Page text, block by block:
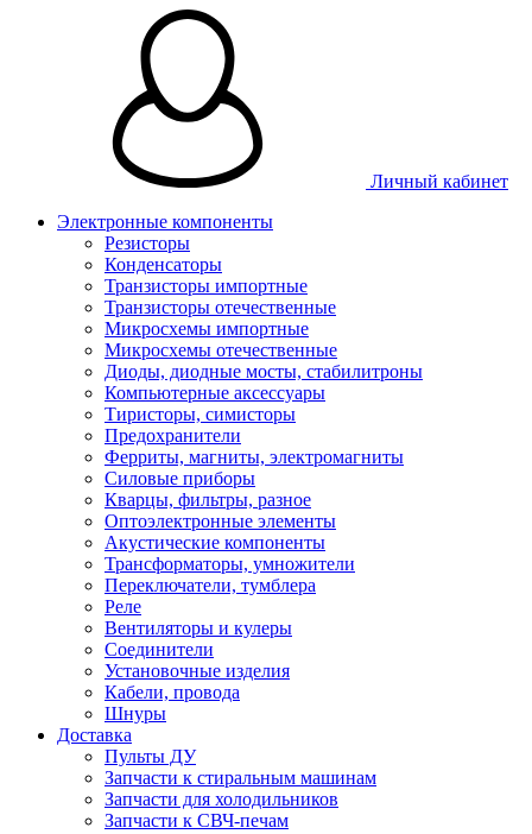
Личный кабинет
Электронные компоненты
Резисторы
Конденсаторы
Транзисторы импортные
Транзисторы отечественные
Микросхемы импортные
Микросхемы отечественные
Диоды, диодные мосты, стабилитроны
Компьютерные аксессуары
Тиристоры, симисторы
Предохранители
Ферриты, магниты, электромагниты
Силовые приборы
Кварцы, фильтры, разное
Оптоэлектронные элементы
Акустические компоненты
Трансформаторы, умножители
Переключатели, тумблера
Реле
Вентиляторы и кулеры
Соединители
Установочные изделия
Кабели, провода
Шнуры
Доставка
Пульты ДУ
Запчасти к стиральным машинам
Запчасти для холодильников
Запчасти к СВЧ-печам